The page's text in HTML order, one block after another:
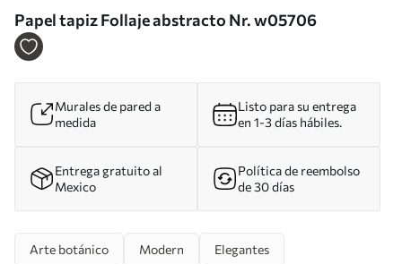
Papel tapiz Follaje abstracto Nr. w05706
Murales de pared a
medida
Listo para su entrega
en 1-3 días hábiles.
Entrega gratuito al
Mexico
Política de reembolso
de 30 días
Arte botánico Modern Elegantes